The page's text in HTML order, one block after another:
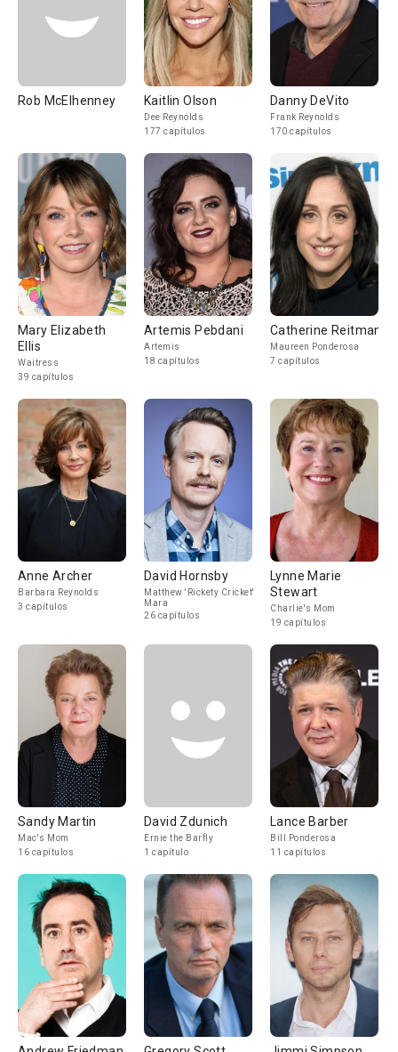
Rob McElhenney Kaitlin Olson
Dee Reynolds
177 capítulos
Danny DeVito
Frank Reynolds
170 capítulos
Mary Elizabeth
Ellis
Waitress
39 capítulos
Artemis Pebdani
Artemis
18 capítulos
Catherine Reitman
Maureen Ponderosa
7 capítulos
Anne Archer
Barbara Reynolds
3 capítulos
David Hornsby
Matthew 'Rickety Cricket'
Mara
26 capítulos
Lynne Marie
Stewart
Charlie's Mom
19 capítulos
Sandy Martin
Mac's Mom
16 capítulos
David Zdunich
Ernie the Barfly
1 capítulo
Lance Barber
Bill Ponderosa
11 capítulos